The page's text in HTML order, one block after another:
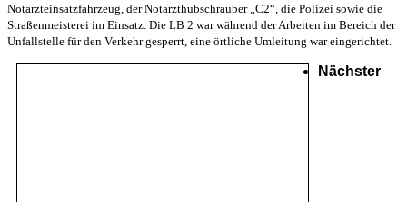
Notarzteinsatzfahrzeug, der Notarzthubschrauber „C2“, die Polizei sowie die
Straßenmeisterei im Einsatz. Die LB 2 war während der Arbeiten im Bereich der
Unfallstelle für den Verkehr gesperrt, eine örtliche Umleitung war eingerichtet.
Nächster